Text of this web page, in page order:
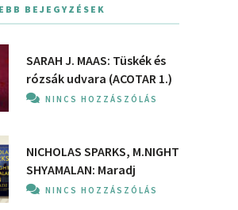
BEJEGYZÉSEK
SARAH J. MAAS: Tüskék és
rózsák udvara (ACOTAR 1.)
NINCS HOZZÁSZÓLÁS
NICHOLAS SPARKS, M.NIGHT
SHYAMALAN: Maradj
NINCS HOZZÁSZÓLÁS